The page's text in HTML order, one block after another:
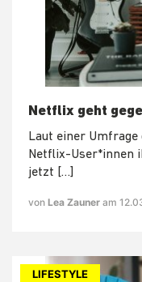
Netflix geht
Laut einer
Netflix-User*innen
jetzt […]
von Lea Zauner am
LIFESTYLE